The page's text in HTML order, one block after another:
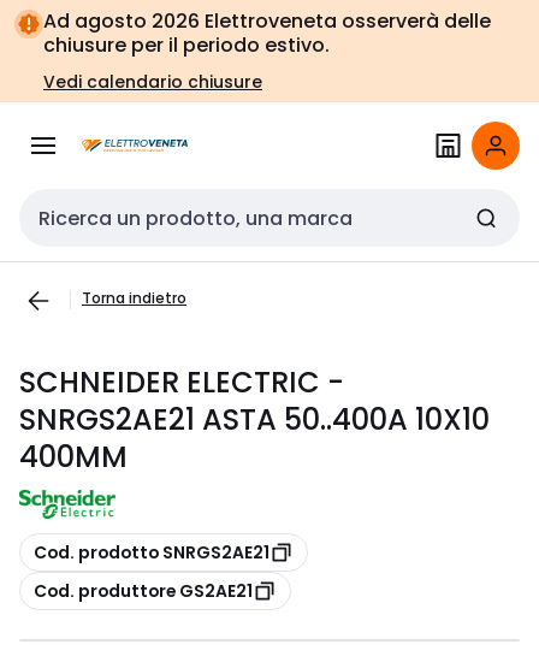
Vai alla
navigazione
Vai
alla
pagina
Ad agosto 2026 Elettroveneta osserverà delle
chiusure per il periodo estivo.
Vedi calendario chiusure
Cerca input
Torna indietro
SCHNEIDER ELECTRIC -
SNRGS2AE21 ASTA 50..400A 10X10
400MM
copia
Cod. prodotto SNRGS2AE21
copia
Cod. produttore GS2AE21